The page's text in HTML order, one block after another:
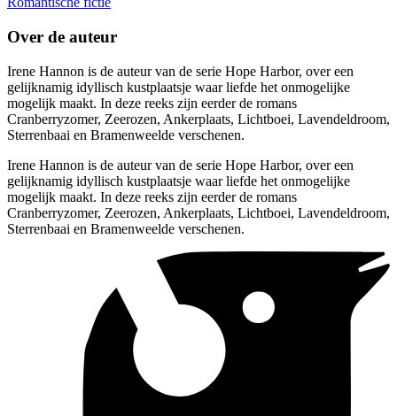
Over de auteur
Irene Hannon is de auteur van de serie Hope Harbor, over een
gelijknamig idyllisch kustplaatsje waar liefde het onmogelijke
mogelijk maakt. In deze reeks zijn eerder de romans
Cranberryzomer, Zeerozen, Ankerplaats, Lichtboei, Lavendeldroom,
Sterrenbaai en Bramenweelde verschenen.
Irene Hannon is de auteur van de serie Hope Harbor, over een
gelijknamig idyllisch kustplaatsje waar liefde het onmogelijke
mogelijk maakt. In deze reeks zijn eerder de romans
Cranberryzomer, Zeerozen, Ankerplaats, Lichtboei, Lavendeldroom,
Sterrenbaai en Bramenweelde verschenen.